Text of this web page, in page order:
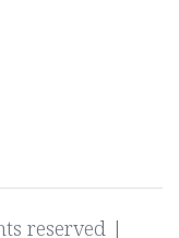
reserved |